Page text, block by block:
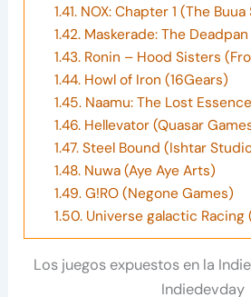
1.41.NOX: Chapter 1 (The Buua
1.42.Maskerade: The
1.43.Ronin – Hood Sisters
1.44.Howl of Iron (16Gears)
1.45.Naamu: The Lost
1.46.Hellevator (Quasar
1.47.Steel Bound (Ishtar
1.48.Nuwa (Aye Aye Arts)
1.49.G!RO (Negone Games)
1.50.Universe galactic Racing
Los juegos expuestos en la
Indiedevday